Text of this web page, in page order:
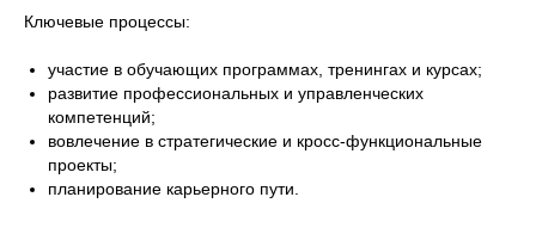
Ключевые процессы:
участие в обучающих программах, тренингах и курсах;
развитие профессиональных и управленческих
компетенций;
вовлечение в стратегические и кросс-функциональные
проекты;
планирование карьерного пути.